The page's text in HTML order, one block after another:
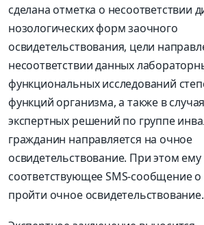
сделана отметка о несоответствии
нозологических форм заочного
освидетельствования, цели
несоответствии данных
функциональных исследований
функций организма, а также в
экспертных решений по группе
гражданин направляется на очное
освидетельствование. При этом ему
соответствующее SMS-сообщение
пройти очное освидетельствование.